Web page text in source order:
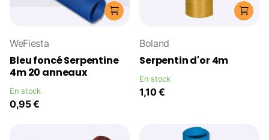
WeFiesta
Bleu foncé Serpentine
4m 20 anneaux
En stock
0,95 €
Boland
Serpentin d'or 4m
En stock
1,10 €